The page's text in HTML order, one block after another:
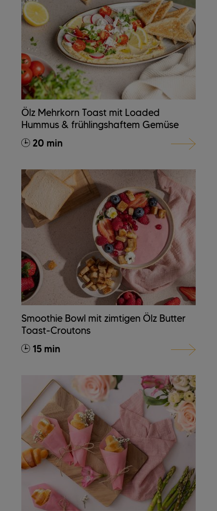
Ölz Mehrkorn Toast mit Loaded
Hummus & frühlingshaftem Gemüse
20 min
Smoothie Bowl mit zimtigen Ölz Butter
Toast-Croutons
15 min